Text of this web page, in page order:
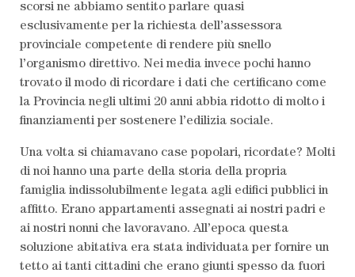
LEGGI L'ULTIMO
SCRIVI AL
scorsi ne abbiamo sentito parlare quasi
esclusivamente per la richiesta dell’assessora
provinciale competente di rendere più snello
l’organismo direttivo. Nei media invece pochi hanno
trovato il modo di ricordare i dati che certificano come
la Provincia negli ultimi 20 anni abbia ridotto di molto i
finanziamenti per sostenere l’edilizia sociale.
Una volta si chiamavano case popolari, ricordate? Molti
di noi hanno una parte della storia della propria
famiglia indissolubilmente legata agli edifici pubblici in
affitto. Erano appartamenti assegnati ai nostri padri e
ai nostri nonni che lavoravano. All’epoca questa
soluzione abitativa era stata individuata per fornire un
tetto ai tanti cittadini che erano giunti spesso da fuori